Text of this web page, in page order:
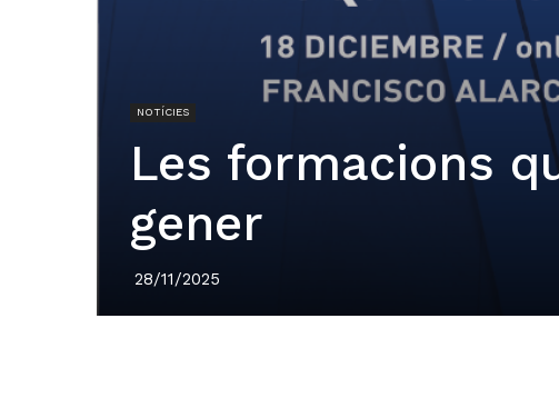
NOTÍCIES
Les formacions
gener
28/11/2025